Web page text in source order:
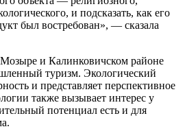
и подсказать, как его
был востребован», — сказала
и Калинковичском районе
туризм. Экологический
и представляет перспективное
также вызывает интерес у
потенциал есть и для